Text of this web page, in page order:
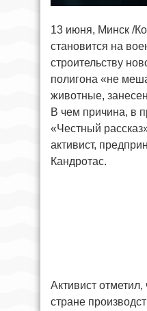
13 июня, Минск /
становится на
строительству
полигона «не
животные,
В чем причина, в
«Честный
активист,
Кандротас.
Активист отметил,
стране